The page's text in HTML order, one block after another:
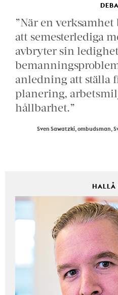
”När en
att semesterlediga
avbryter sin
anledning att ställa
planering,
hållbarhet.”
Sven Sawatzki, ombudsman,
HALLÅ